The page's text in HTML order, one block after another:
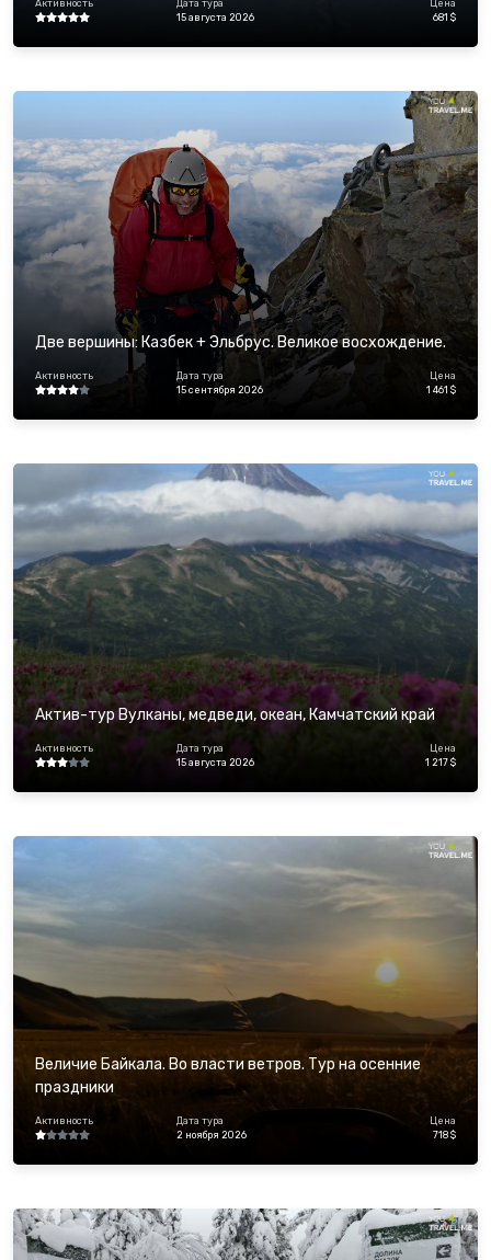
Активность
Дата тура
15 августа 2026
Цена
681 $
Две вершины: Казбек + Эльбрус. Великое восхождение.
Активность
Дата тура
15 сентября 2026
Цена
1 461 $
Актив-тур Вулканы, медведи, океан, Камчатский край
Активность
Дата тура
15 августа 2026
Цена
1 217 $
Величие Байкала. Во власти ветров. Тур на осенние
праздники
Активность
Дата тура
2 ноября 2026
Цена
718 $